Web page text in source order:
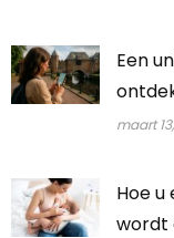
Een
maart
Hoe
wordt